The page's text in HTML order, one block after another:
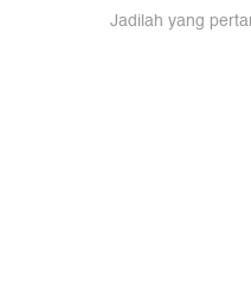
Jadilah yang